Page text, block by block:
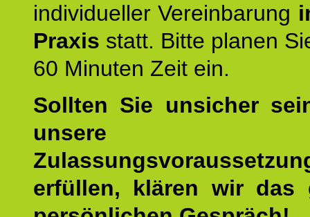
individueller Vereinbarung
Praxis statt. Bitte planen
60 Minuten Zeit ein.
Sollten Sie unsicher
unsere
erfüllen, klären wir das